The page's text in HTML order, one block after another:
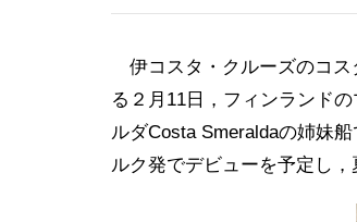
伊コスタ・クルーズのコス
る２月11日，フィンランド
ルダCosta Smeraldaの姉妹
ルク発でデビューを予定し，